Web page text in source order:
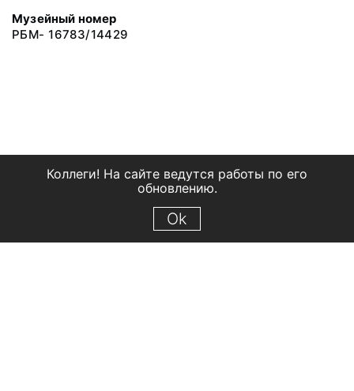
Музейный номер
РБМ- 16783/14429
Коллеги! На сайте ведутся работы по его
обновлению.
Ok